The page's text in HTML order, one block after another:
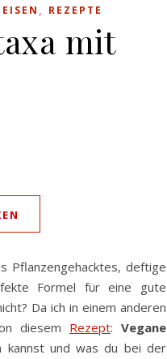
, REZEPTE
mit
Pflanzengehacktes, deftige
Formel für eine gute
Da ich in einem anderen
diesem Rezept:Vegane
kannst und was du bei der